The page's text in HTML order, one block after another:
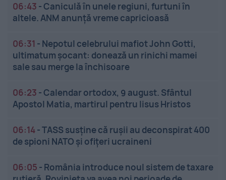
06:43 -Caniculă în unele regiuni, furtuni în
altele. ANM anunță vreme capricioasă
06:31 - Nepotul celebrului mafiot John Gotti,
ultimatum șocant: donează un rinichi mamei
sale sau merge la închisoare
06:23 -Calendar ortodox, 9 august. Sfântul
Apostol Matia, martirul pentru Iisus Hristos
06:14-TASS susține că rușii au deconspirat 400
de spioni NATO și ofițeri ucraineni
06:05 - România introduce noul sistem de taxare